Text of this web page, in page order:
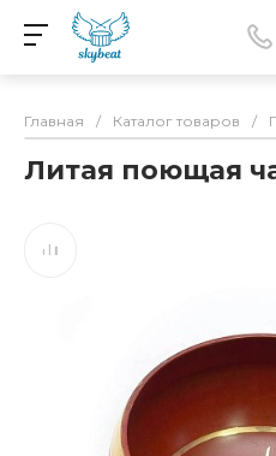
Главная / Каталог товаров /
Литая поющая